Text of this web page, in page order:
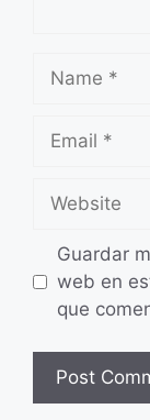
Name
Email
Website
Guardar
web en
que